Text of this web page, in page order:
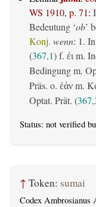
WS 1910, p. 71:
Bedeutung ‘ob’
Konj. wenn: 1.
(367,1) f. ἐι m.
Bedingung m.
Präs. o. ἐάν m.
Optat. Prät. (
Status: not verified
↑ Token: sumai
Codex Ambrosianus